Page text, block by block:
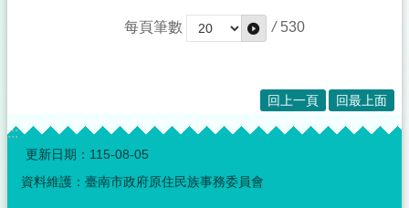
每頁筆數 / 530
回上一頁 回最上面
:::
更新日期： 115-08-05
資料維護：臺南市政府原住民族事務委員會